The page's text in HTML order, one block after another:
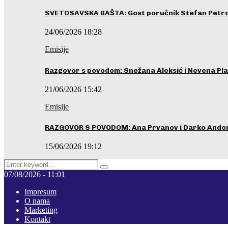
SVETOSAVSKA BAŠTA: Gost poručnik Stefan
24/06/2026 18:28
Emisije
Razgovor s povodom: Snežana Aleksić i Nevena
21/06/2026 15:42
Emisije
RAZGOVOR S POVODOM: Ana Prvanov i Darko
15/06/2026 19:12
Search
for:
Pretraga
07/08/2026 - 11:01
Impresum
O nama
Marketing
Kontakt